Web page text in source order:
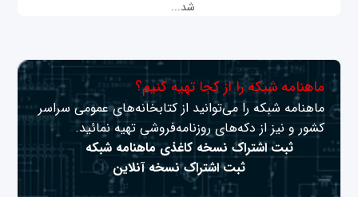
شد...
ماهنامه شبکه را از کجا تهیه کنیم؟
ماهنامه شبکه را می‌توانید از کتابخانه‌های عمومی سراسر
کشور و نیز از دکه‌های روزنامه‌فروشی تهیه نمائید.
ثبت اشتراک نسخه کاغذی ماهنامه شبکه
ثبت اشتراک نسخه آنلاین